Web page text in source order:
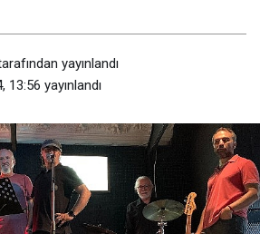
yayınlandı
13:56 yayınlandı